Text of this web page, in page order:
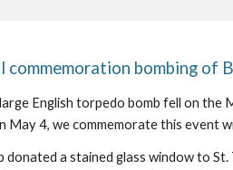
commemoration bombing of
English torpedo bomb fell on
4, we commemorate this event
a stained glass window to